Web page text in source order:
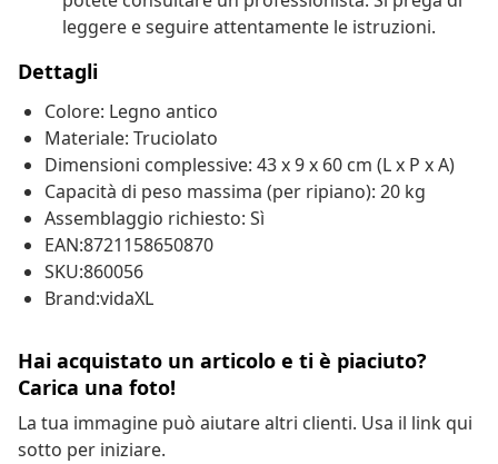
leggere e seguire attentamente le istruzioni.
Dettagli
Colore: Legno antico
Materiale: Truciolato
Dimensioni complessive: 43 x 9 x 60 cm (L x P x A)
Capacità di peso massima (per ripiano): 20 kg
Assemblaggio richiesto: Sì
EAN:8721158650870
SKU:860056
Brand:vidaXL
Hai acquistato un articolo e ti è piaciuto?
Carica una foto!
La tua immagine può aiutare altri clienti. Usa il link qui
sotto per iniziare.